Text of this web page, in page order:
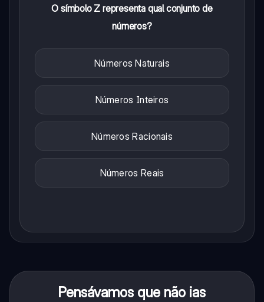
O símbolo Z representa qual conjunto de
números?
Números Naturais
Números Inteiros
Números Racionais
Números Reais
Pensávamos que não ias